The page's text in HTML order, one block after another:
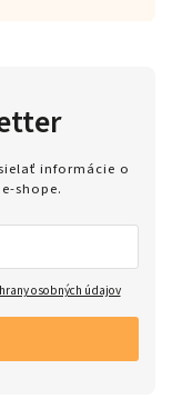
informácie o
shope.
osobných údajov